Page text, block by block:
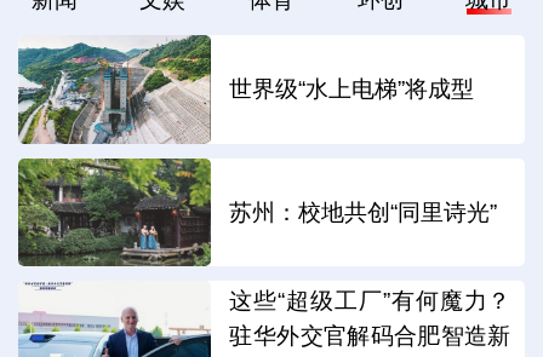
世界级“水上电梯”将成型
苏州：校地共创“同里诗光”
这些“超级工厂”有何魔力？
驻华外交官解码合肥智造新